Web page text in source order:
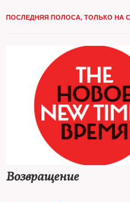
ПОСЛЕДНЯЯ ПОЛОСА, ТОЛЬКО НА
Возвращение